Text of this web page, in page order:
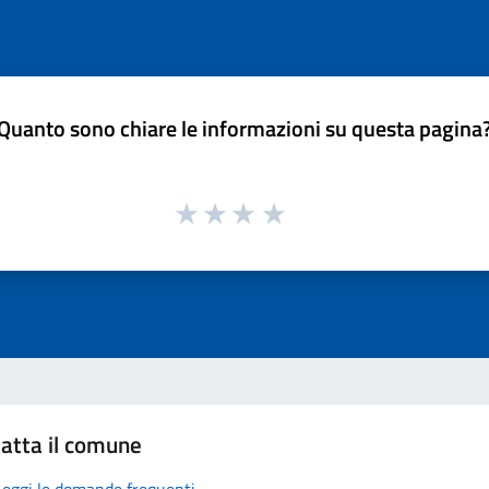
sono chiare le informazioni su questa
il comune